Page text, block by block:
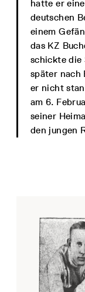
hatte er
deutschen
einem
das KZ
schickte die
später nach
er nicht
am 6.
seiner
den jungen